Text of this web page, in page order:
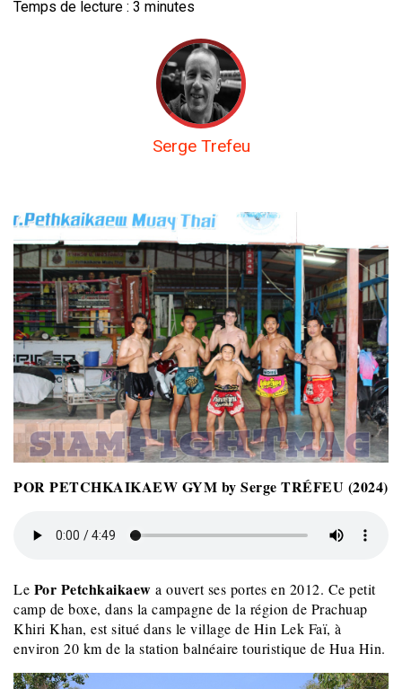
Temps de lecture : 3 minutes
Serge Trefeu
POR PETCHKAIKAEW GYM by Serge TRÉFEU (2024)
Le Por Petchkaikaew a ouvert ses portes en 2012. Ce petit
camp de boxe, dans la campagne de la région de Prachuap
Khiri Khan, est situé dans le village de Hin Lek Faï, à
environ 20 km de la station balnéaire touristique de Hua Hin.